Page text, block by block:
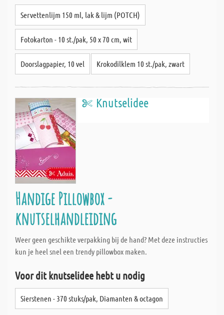
Servettenlijm 150 ml, lak & lijm (POTCH)
Fotokarton - 10 st./pak, 50 x 70 cm, wit
Doorslagpapier, 10 vel Krokodilklem 10 st./pak, zwart
Knutselidee
Handige Pillowbox -
knutselhandleiding
Weer geen geschikte verpakking bij de hand? Met deze instructies
kun je heel snel een trendy pillowbox maken.
Voor dit knutselidee hebt u nodig
Sierstenen - 370 stuks/pak, Diamanten & octagon